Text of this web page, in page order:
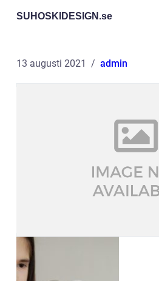
SUHOSKIDESIGN.se
13 augusti 2021 admin